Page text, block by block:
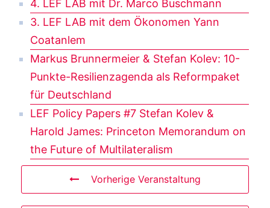
4. LEF LAB mit Dr. Marco Buschmann
3. LEF LAB mit dem Ökonomen Yann
Coatanlem
Markus Brunnermeier & Stefan Kolev: 10-
Punkte-Resilienzagenda als Reformpaket
für Deutschland
LEF Policy Papers #7 Stefan Kolev &
Harold James: Princeton Memorandum on
the Future of Multilateralism
Vorherige Veranstaltung